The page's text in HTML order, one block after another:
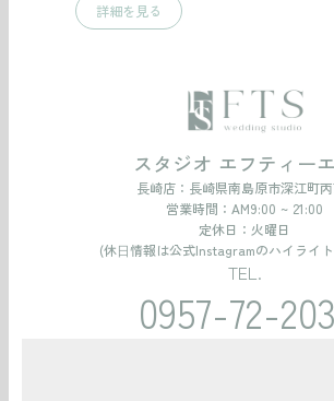
詳細を見る
スタジオ エフティー
長崎店： 長崎県南島原市深江町丙
営業時間：AM9:00 ~ 21:00
定休日：火曜日
(休⽇情報は公式Instagramのハイライ
TEL.
0957-72-